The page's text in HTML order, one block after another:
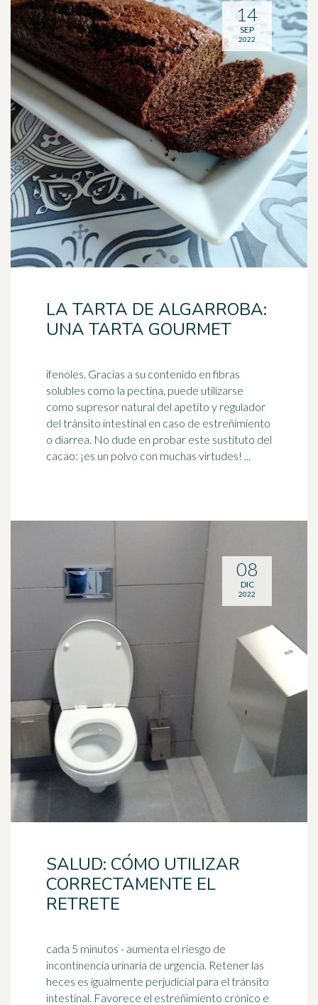
LA TARTA DE ALGARROBA:
UNA TARTA GOURMET
ifenoles. Gracias a su contenido en fibras
solubles como la pectina, puede utilizarse
como supresor natural del apetito y regulador
del tránsito intestinal en caso de estreñimiento
o diarrea. No dude en probar este sustituto del
cacao: ¡es un polvo con muchas virtudes! ...
14
SEP
2022
SALUD: CÓMO UTILIZAR
CORRECTAMENTE EL
RETRETE
cada 5 minutos - aumenta el riesgo de
incontinencia urinaria de urgencia. Retener las
heces es igualmente perjudicial para el tránsito
intestinal. Favorece el estreñimiento crónico e
08
DIC
2022